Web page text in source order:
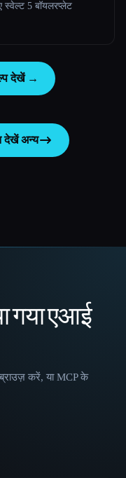
स्वेल्ट 5 बॉयलरप्लेट
देखें →
देखेंअन्य
गया एआई
करें, या MCP के